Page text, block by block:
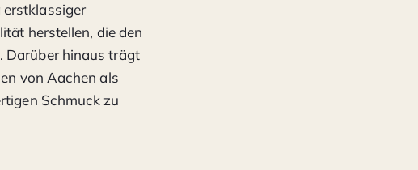
erstklassiger
herstellen, die den
Darüber hinaus trägt
von Aachen als
Schmuck zu